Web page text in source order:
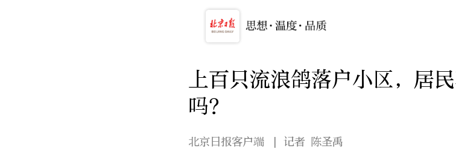
上百只流浪鸽落户小区，居
吗？
北京日报客户端
| 记者 陈圣禹